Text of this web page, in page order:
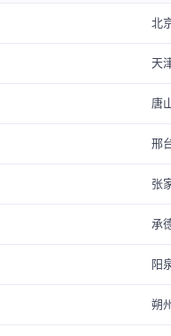
北
天
唐
邢
张
承
阳
朔